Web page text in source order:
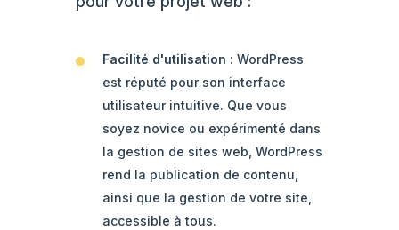
Facilité d'utilisation : WordPress
est réputé pour son interface
utilisateur intuitive. Que vous
soyez novice ou expérimenté dans
la gestion de sites web, WordPress
rend la publication de contenu,
ainsi que la gestion de votre site,
accessible à tous.